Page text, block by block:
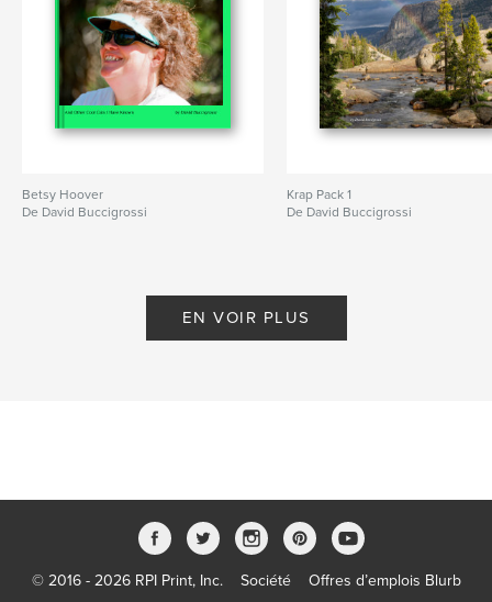
Betsy Hoover
De David Buccigrossi
Krap Pack 1
De David Buccigrossi
EN VOIR PLUS
© 2016 - 2026 RPI Print, Inc. Société Offres d’emplois Blurb